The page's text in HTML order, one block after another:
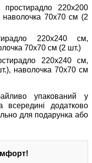
простирадло 220х200
70х70 см (2
220х240 см,
70х70 см (2 шт.)
220х240 см,
наволочка 70х70 см
упакований у
всередині додатково
для подарунка або